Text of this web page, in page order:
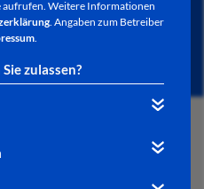
aufrufen. Weitere Informationen
. Angaben zum Betreiber
.
zulassen?
LETTER